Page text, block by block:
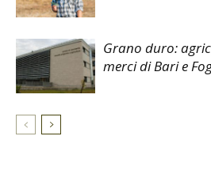
Grano duro:
merci di Bari e